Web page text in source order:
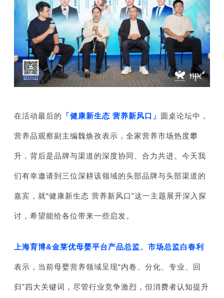
在活动最后的 「健康新生态 营养新风口」 圆桌论坛中，
营养品观察副主编魏焕孜表示，全家营养市场热度攀
升，背后是品牌与渠道的深度协同、合力共进。今天我
们有幸邀请到三位深耕该领域的头部品牌与头部渠道的
嘉宾，就“健康新生态 营养新风口”这一主题展开深入探
讨，希望能给各位带来一些启发。
上海育博&金莱优母婴平台产品总监、市场总监白春利
表示，当前母婴营养领域呈现“内卷、分化、专业、回
归”四大关键词，尽管行业竞争激烈，但消费者认知提升